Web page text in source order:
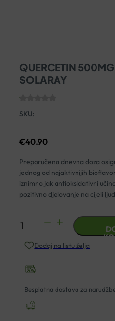
QUERCETIN
SOLARAY
SKU:
€40.90
Preporučena dnevna doza
jednog od najaktivnijih
iznimno jak antioksidativni
pozitivno djelovanje na cijeli
QUERCETIN
KAPSULE
SOLARAY
količina
Dodaj na listu želja
Besplatna dostava za